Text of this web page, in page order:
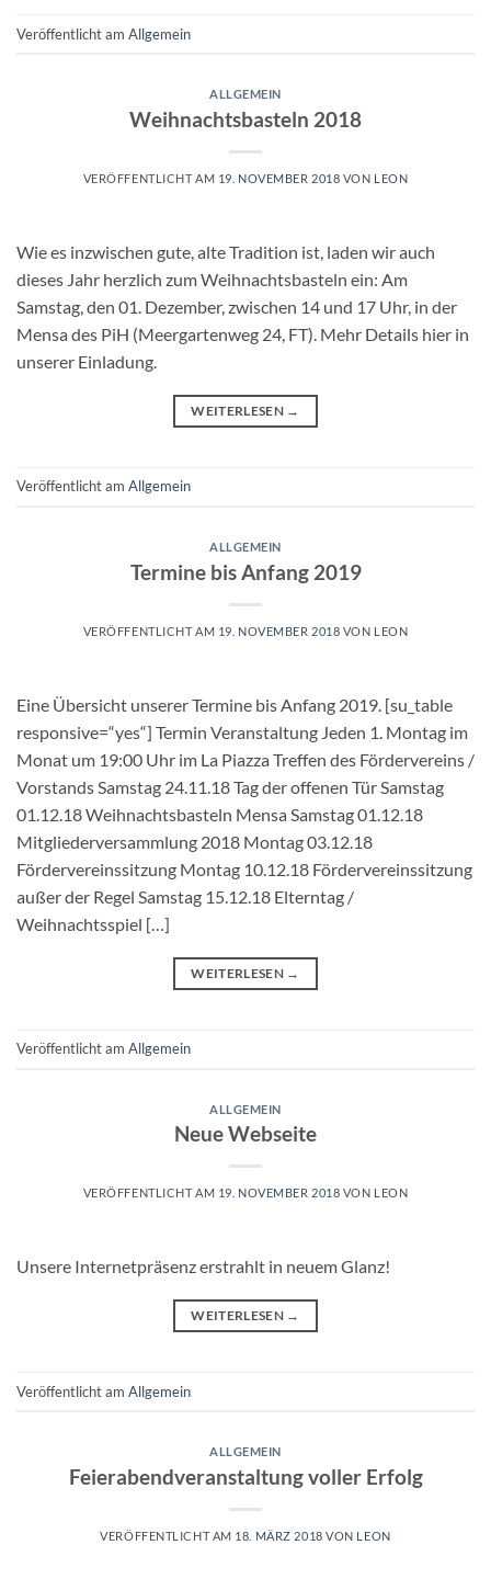
Veröffentlicht am Allgemein
ALLGEMEIN
Weihnachtsbasteln 2018
VERÖFFENTLICHT AM 19. NOVEMBER 2018 VON LEON
Wie es inzwischen gute, alte Tradition ist, laden wir auch
dieses Jahr herzlich zum Weihnachtsbasteln ein: Am
Samstag, den 01. Dezember, zwischen 14 und 17 Uhr, in der
Mensa des PiH (Meergartenweg 24, FT). Mehr Details hier in
unserer Einladung.
WEITERLESEN →
Veröffentlicht am Allgemein
ALLGEMEIN
Termine bis Anfang 2019
VERÖFFENTLICHT AM 19. NOVEMBER 2018 VON LEON
Eine Übersicht unserer Termine bis Anfang 2019. [su_table
responsive=“yes“] Termin Veranstaltung Jeden 1. Montag im
Monat um 19:00 Uhr im La Piazza Treffen des Fördervereins /
Vorstands Samstag 24.11.18 Tag der offenen Tür Samstag
01.12.18 Weihnachtsbasteln Mensa Samstag 01.12.18
Mitgliederversammlung 2018 Montag 03.12.18
Fördervereinssitzung Montag 10.12.18 Fördervereinssitzung
außer der Regel Samstag 15.12.18 Elterntag /
Weihnachtsspiel […]
WEITERLESEN →
Veröffentlicht am Allgemein
ALLGEMEIN
Neue Webseite
VERÖFFENTLICHT AM 19. NOVEMBER 2018 VON LEON
Unsere Internetpräsenz erstrahlt in neuem Glanz!
WEITERLESEN →
Veröffentlicht am Allgemein
ALLGEMEIN
Feierabendveranstaltung voller Erfolg
VERÖFFENTLICHT AM 18. MÄRZ 2018 VON LEON